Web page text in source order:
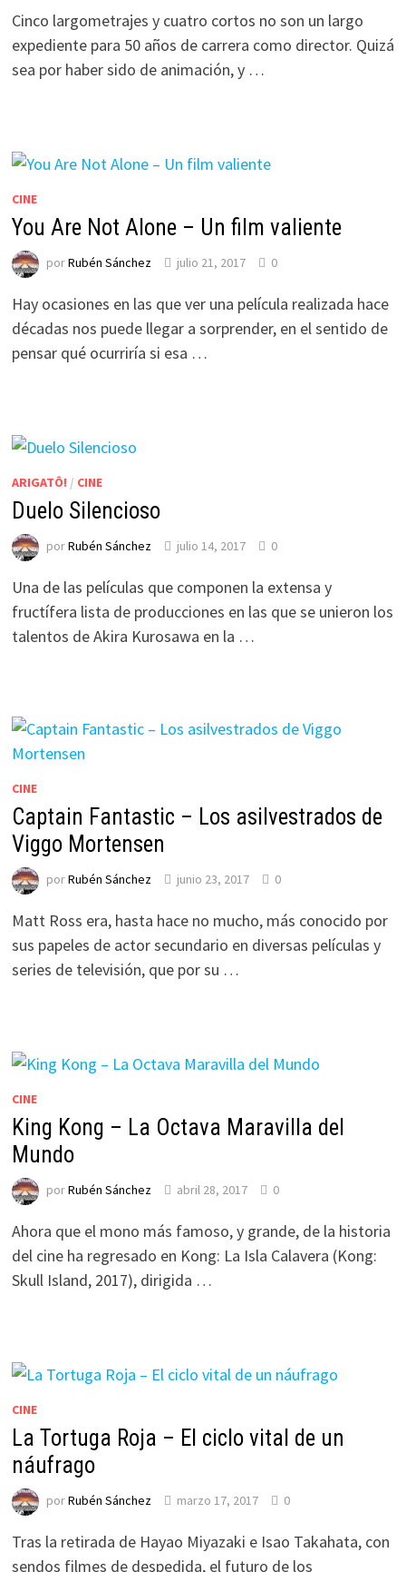
Cinco largometrajes y cuatro cortos no son un largo
expediente para 50 años de carrera como director. Quizá
sea por haber sido de animación, y …
CINE
You Are Not Alone – Un film valiente
porRubén Sánchez julio 21, 2017 0
Hay ocasiones en las que ver una película realizada hace
décadas nos puede llegar a sorprender, en el sentido de
pensar qué ocurriría si esa …
ARIGATÔ! / CINE
Duelo Silencioso
porRubén Sánchez julio 14, 2017 0
Una de las películas que componen la extensa y
fructífera lista de producciones en las que se unieron los
talentos de Akira Kurosawa en la …
CINE
Captain Fantastic – Los asilvestrados de
Viggo Mortensen
porRubén Sánchez junio 23, 2017 0
Matt Ross era, hasta hace no mucho, más conocido por
sus papeles de actor secundario en diversas películas y
series de televisión, que por su …
CINE
King Kong – La Octava Maravilla del
Mundo
porRubén Sánchez abril 28, 2017 0
Ahora que el mono más famoso, y grande, de la historia
del cine ha regresado en Kong: La Isla Calavera (Kong:
Skull Island, 2017), dirigida …
CINE
La Tortuga Roja – El ciclo vital de un
náufrago
porRubén Sánchez marzo 17, 2017 0
Tras la retirada de Hayao Miyazaki e Isao Takahata, con
sendos filmes de despedida, el futuro de los